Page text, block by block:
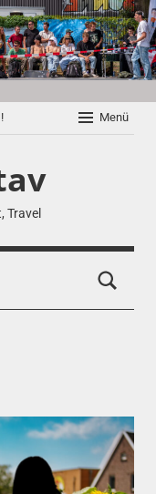
Menü
Travel